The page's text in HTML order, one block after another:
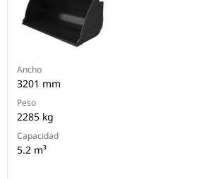
Ancho
3201 mm
Peso
2285 kg
Capacidad
5.2 m³